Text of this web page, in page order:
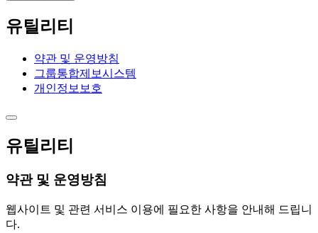
유틸리티
약관 및 운영방침
그룹통합제보시스템
개인정보보호
유틸리티
약관 및 운영방침
웹사이트 및 관련 서비스 이용에 필요한 사항을 안내해 드립니
다.